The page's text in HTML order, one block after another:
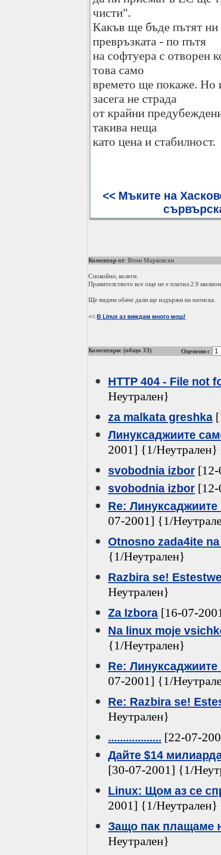
чисти".
Какъв ще бъде пътят
превръзката - по пътя
на софтуера с отворен
това само
времето ще покаже. Но
засега не страда
от крайни
такива неща
като цена и стабилност.
<< Мъките на
Коментар от: Вени Марковски
Спокойно, колеги.
Правителството все още не е платил 2.9
Ще видим обаче дали ще издържи на натиска.
<< В Linux аз виждам много мощ!
Коментари: (общо 33) Оценени с
HTTP 404 - File not
Неутрален}
za malkata greshka
Линуксаджиите
2001] {1/Неутрален}
svobodnia izbor
svobodnia izbor
Re: Линуксаджиите
07-2001] {1/
Otnosno zada4ite
{1/Неутрален}
Razbira se!
Неутрален}
Za Izbora [16-07-
Na linux moje
{1/Неутрален}
Re: Линуксаджиите
07-2001] {1/
Re: Razbira se!
Неутрален}
.................. [22-07-
Дайте $14
[30-07-2001] {1/
Linux: Щом аз се
2001] {1/Неутрален}
Защо пак плащаме
Неутрален}